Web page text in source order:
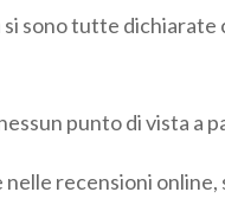
si sono tutte
punto di vista a
recensioni